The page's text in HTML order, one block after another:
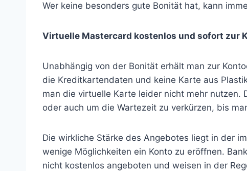
Wer keine besonders gute Bonität hat, kann
Virtuelle Mastercard kostenlos und sofort zur
Unabhängig von der Bonität erhält man zur
die Kreditkartendaten und keine Karte aus
man die virtuelle Karte leider nicht mehr nutzen.
oder auch um die Wartezeit zu verkürzen, bis
Die wirkliche Stärke des Angebotes liegt in der
wenige Möglichkeiten ein Konto zu eröffnen.
nicht kostenlos angeboten und weisen in der